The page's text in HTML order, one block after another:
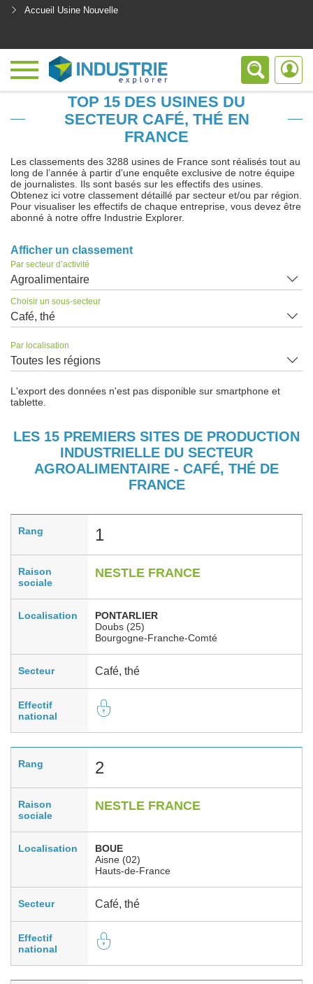
Accueil Usine Nouvelle
TOP 15 DES USINES DU
SECTEUR CAFÉ, THÉ EN
FRANCE
Les classements des 3288 usines de France sont réalisés tout au
long de l’année à partir d’une enquête exclusive de notre équipe
de journalistes. Ils sont basés sur les effectifs des usines.
Obtenez ici votre classement détaillé par secteur et/ou par région.
Pour visualiser les effectifs de chaque entreprise, vous devez être
abonné à notre offre Industrie Explorer.
Afficher un classement
Par secteur d’activité
Agroalimentaire
Choisir un sous-secteur
Café, thé
Par localisation
Toutes les régions
L'export des données n'est pas disponible sur smartphone et
tablette.
LES 15 PREMIERS SITES DE PRODUCTION
INDUSTRIELLE DU SECTEUR
AGROALIMENTAIRE - CAFÉ, THÉ DE
FRANCE
Rang 1
Raison
sociale
NESTLE FRANCE
Localisation
PONTARLIER
Doubs (25)
Bourgogne-Franche-Comté
Secteur Café, thé
Effectif
national
Rang 2
Raison
sociale
NESTLE FRANCE
Localisation
BOUE
Aisne (02)
Hauts-de-France
Secteur Café, thé
Effectif
national